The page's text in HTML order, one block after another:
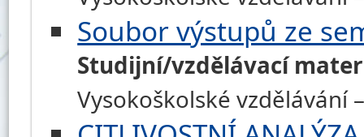
Soubor výstupů ze
Studijní/vzdělávací
Vysokoškolské vzdělávání